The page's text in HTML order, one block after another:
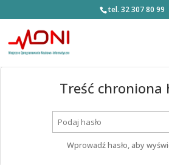
tel. 32 307 80 99
Treść chroniona
Wprowadź hasło, aby